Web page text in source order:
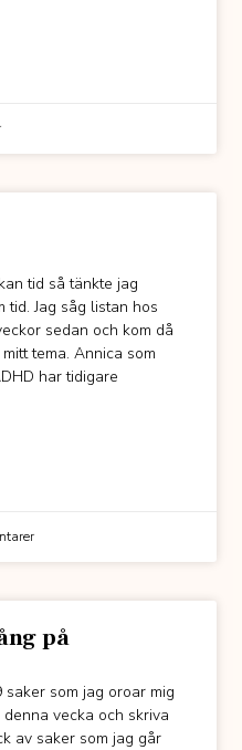
tid så tänkte jag
tid. Jag såg listan hos
sedan och kom då
tema. Annica som
har tidigare
på
som jag oroar mig
vecka och skriva
av saker som jag går